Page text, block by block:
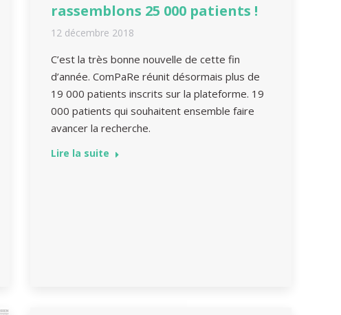
rassemblons 25 000 patients !
12 décembre 2018
C’est la très bonne nouvelle de cette fin
d’année. ComPaRe réunit désormais plus de
19 000 patients inscrits sur la plateforme. 19
000 patients qui souhaitent ensemble faire
avancer la recherche.
Lire la suite